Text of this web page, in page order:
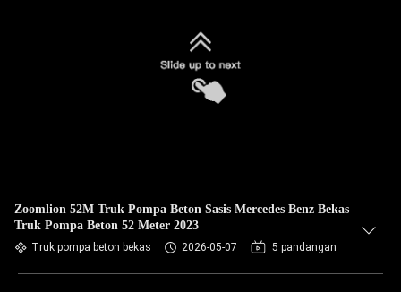
Zoomlion 52M Truk Pompa Beton Sasis Mercedes Benz Bekas
Truk Pompa Beton 52 Meter 2023
Truk pompa beton bekas 2026-05-07 5 pandangan